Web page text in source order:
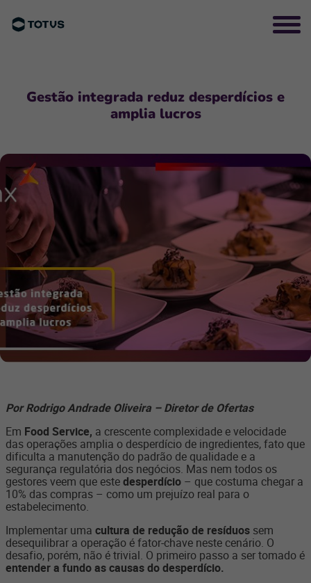
Gestão integrada reduz desperdícios e
amplia lucros
Por Rodrigo Andrade Oliveira – Diretor de Ofertas
Em Food Service, a crescente complexidade e velocidade
das operações amplia o desperdício de ingredientes, fato que
dificulta a manutenção do padrão de qualidade e a
segurança regulatória dos negócios. Mas nem todos os
gestores veem que estedesperdício – que costuma chegar a
10% das compras – como um prejuízo real para o
estabelecimento.
Implementar uma cultura de redução de resíduos sem
desequilibrar a operação é fator-chave neste cenário. O
desafio, porém, não é trivial. O primeiro passo a ser tomado é
entender a fundo as causas do desperdício.